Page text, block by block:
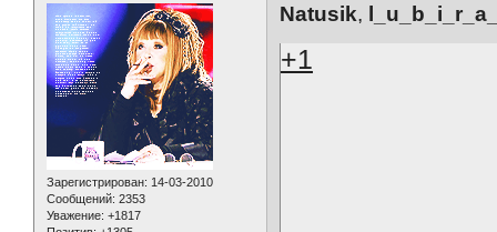
Зарегистрирован: 14-03-2010
Сообщений: 2353
Уважение: +1817
Natusik,
+1